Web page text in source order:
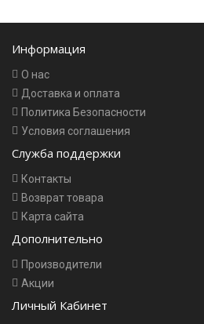
Информация
О нас
Доставка и оплата
Политика Безопасности
Условия соглашения
Служба поддержки
Контакты
Возврат товара
Карта сайта
Дополнительно
Производители
Акции
Личный Кабинет